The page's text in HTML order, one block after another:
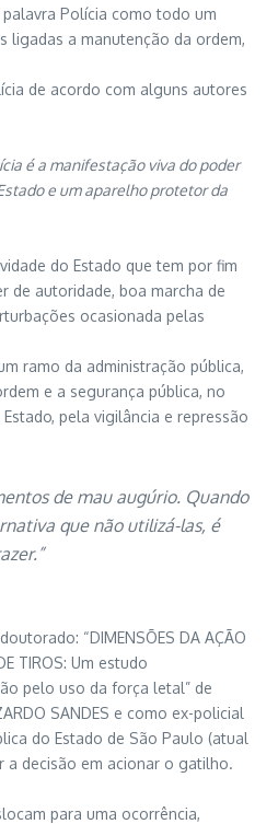
Polícia como todo um
ligadas a manutenção da ordem,
de acordo com alguns autores
é a manifestação viva do poder
e um aparelho protetor da
do Estado que tem por fim
de autoridade, boa marcha de
ocasionada pelas
ramo da administração pública,
e a segurança pública, no
pela vigilância e repressão
de mau augúrio. Quando
que não utilizá-las, é
“DIMENSÕES DA AÇÃO
TIROS: Um estudo
pelo uso da força letal” de
SANDES e como ex-policial
do Estado de São Paulo (atual
a decisão em acionar o gatilho.
para uma ocorrência,